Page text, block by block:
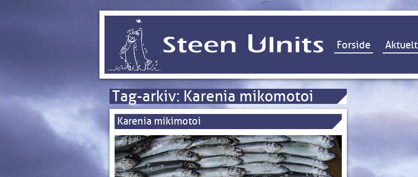
Hop til indhold
Forside Aktuelt
Tag-arkiv: Karenia mikomotoi
Karenia mikimotoi